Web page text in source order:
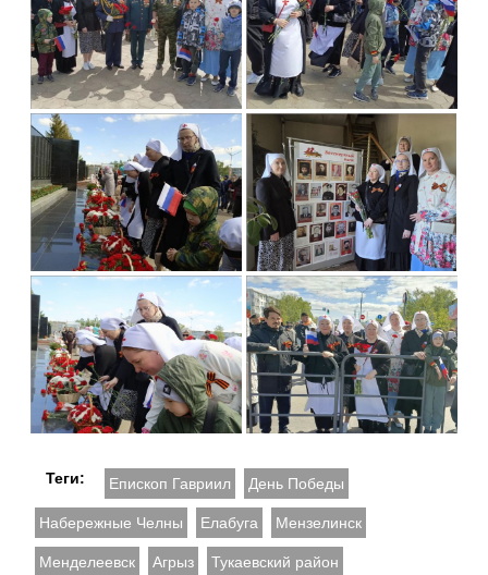
Теги: Епископ Гавриил День Победы
Набережные Челны Елабуга Мензелинск
Менделеевск Агрыз Тукаевский район